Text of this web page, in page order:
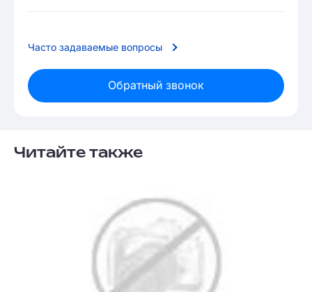
Часто задаваемые вопросы
Обратный звонок
Читайте также